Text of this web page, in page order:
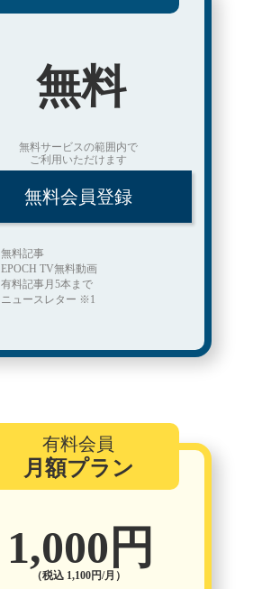
無料
無料サービスの範囲内で
ご利用いただけます
無料会員登録
無料記事
EPOCH TV無料動画
有料記事月5本まで
ニュースレター ※1
有料会員
月額プラン
1,000円
（税込 1,100円/月）